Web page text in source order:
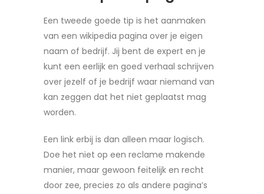
Een tweede goede tip is het aanmaken
van een wikipedia pagina over je eigen
naam of bedrijf. Jij bent de expert en je
kunt een eerlijk en goed verhaal schrijven
over jezelf of je bedrijf waar niemand van
kan zeggen dat het niet geplaatst mag
worden.
Een link erbij is dan alleen maar logisch.
Doe het niet op een reclame makende
manier, maar gewoon feitelijk en recht
door zee, precies zo als andere pagina’s